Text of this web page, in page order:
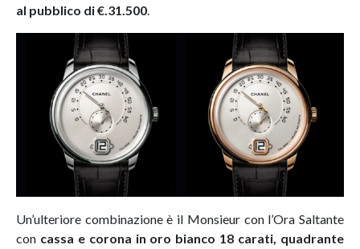
al pubblico di €.31.500.
Un’ulteriore combinazione è il Monsieur con l’Ora Saltante
con cassa e corona in oro bianco 18 carati, quadrante